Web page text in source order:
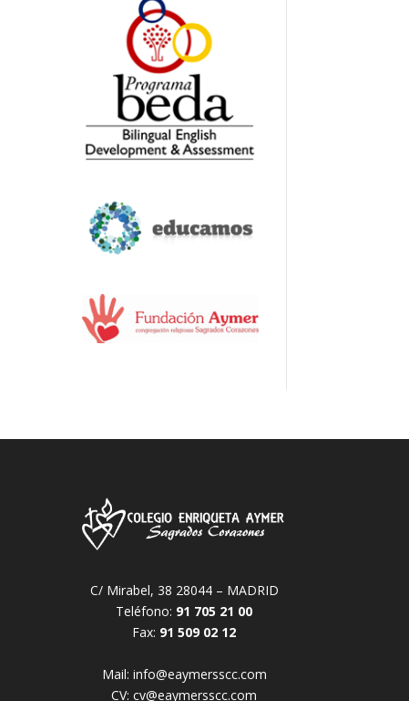
C/ Mirabel, 38 28044 – MADRID
Teléfono: 91 705 21 00
Fax: 91 509 02 12
Mail: info@eaymersscc.com
CV:cv@eaymersscc.com